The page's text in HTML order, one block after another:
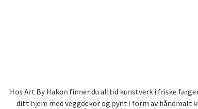
Hos Art By Hakon finner du alltid kunstverk i friske
ditt hjem med veggdekor og pynt i form av